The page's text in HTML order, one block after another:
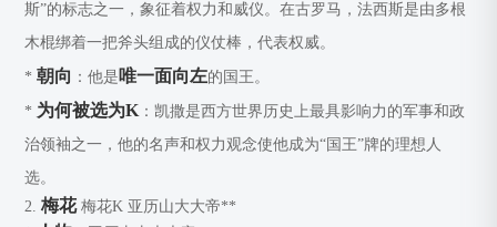
斯”的标志之一，象征着权力和威仪。在古罗马，法西斯是由多根
木棍绑着一把斧头组成的仪仗棒，代表权威。
*朝向 ：他是唯一面向左的国王。
* 为何被选为K：凯撒是西方世界历史上最具影响力的军事和政
治领袖之一，他的名声和权力观念使他成为“国王”牌的理想人
选。
2.梅花梅花K 亚历山大大帝**